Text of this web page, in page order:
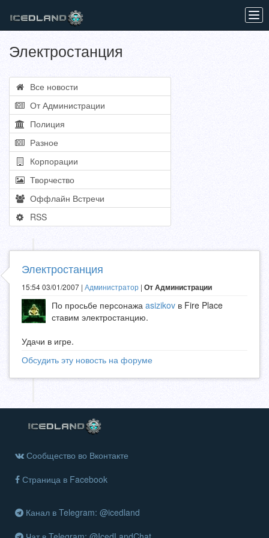
Электростанция
Все новости
От Администрации
Полиция
Разное
Корпорации
Творчество
Оффлайн Встречи
RSS
Электростанция
15:54 03/01/2007 | Администратор | От Администрации
По просьбе персонажа asizikov в Fire Place
ставим электростанцию.
Удачи в игре.
Обсудить эту новость на форуме
Сообщество во Вконтакте
Страница в Facebook
Канал в Telegram: @icedland